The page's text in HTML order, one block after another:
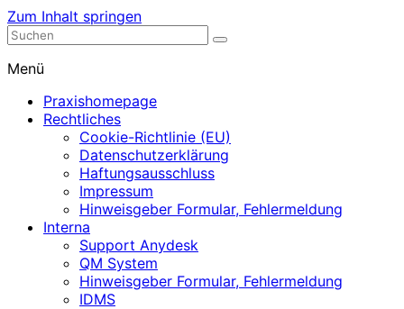
Zum Inhalt springen
Nephrologische Praxis mit Dialyse
Menü
Praxishomepage
Rechtliches
Cookie-Richtlinie (EU)
Datenschutzerklärung
Haftungsausschluss
Impressum
Hinweisgeber Formular, Fehlermeldung
Interna
Support Anydesk
QM System
Hinweisgeber Formular, Fehlermeldung
IDMS